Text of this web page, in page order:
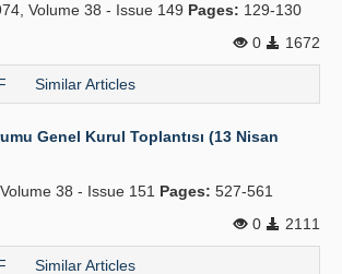
Volume 38 - Issue 149 Pages: 129-130
0
1672
Similar Articles
Genel Kurul Toplantısı (13 Nisan
38 - Issue 151 Pages: 527-561
0
2111
Similar Articles